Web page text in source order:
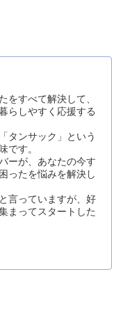
をすべて解決して、
らしやすく応援する
タンサック」という
です。
ーが、あなたの今す
ったを悩みを解決し
言っていますが、好
まってスタートした